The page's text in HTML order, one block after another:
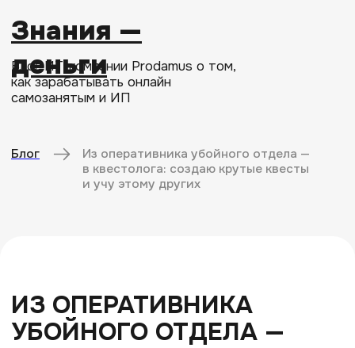
Блог ИТ-компании Prodamus о том,
как зарабатывать онлайн
самозанятым и ИП
Знания —
деньги
ЭТОМУ ДРУГИХ